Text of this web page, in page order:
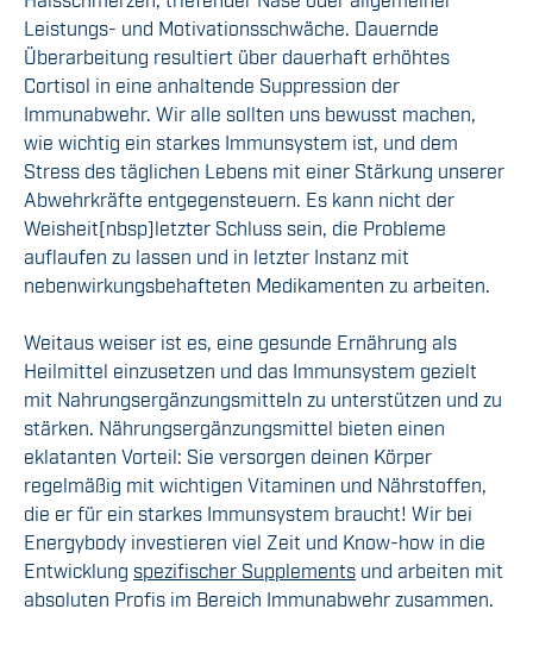
Leistungs- und Motivationsschwäche. Dauernde
Überarbeitung resultiert über dauerhaft erhöhtes
Cortisol in eine anhaltende Suppression der
Immunabwehr. Wir alle sollten uns bewusst machen,
wie wichtig ein starkes Immunsystem ist, und dem
Stress des täglichen Lebens mit einer Stärkung unserer
Abwehrkräfte entgegensteuern. Es kann nicht der
Weisheit[nbsp]letzter Schluss sein, die Probleme
auflaufen zu lassen und in letzter Instanz mit
nebenwirkungsbehafteten Medikamenten zu arbeiten.
Weitaus weiser ist es, eine gesunde Ernährung als
Heilmittel einzusetzen und das Immunsystem gezielt
mit Nahrungsergänzungsmitteln zu unterstützen und zu
stärken. Nährungsergänzungsmittel bieten einen
eklatanten Vorteil: Sie versorgen deinen Körper
regelmäßig mit wichtigen Vitaminen und Nährstoffen,
die er für ein starkes Immunsystem braucht! Wir bei
Energybody investieren viel Zeit und Know-how in die
Entwicklung spezifischer Supplements und arbeiten mit
absoluten Profis im Bereich Immunabwehr zusammen.